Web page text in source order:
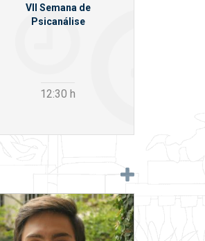
VII Semana de
Psicanálise
12:30 h